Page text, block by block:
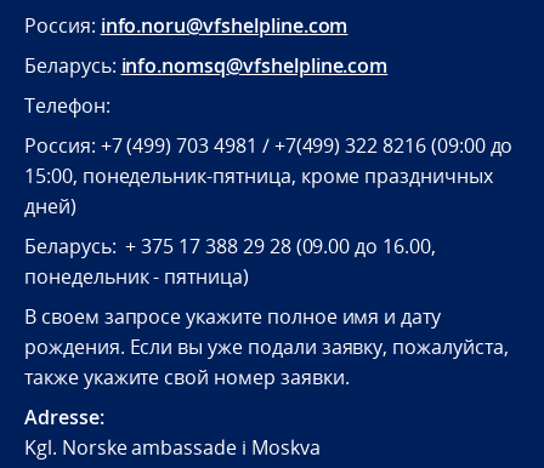
Россия: info.noru@vfshelpline.com
Беларусь: info.nomsq@vfshelpline.com
Телефон:
Россия: +7 (499) 703 4981 / +7(499) 322 8216 (09:00 до
15:00, понедельник-пятница, кроме праздничных
дней)
Беларусь: + 375 17 388 29 28 (09.00 до 16.00,
понедельник - пятница)
В своем запросе укажите полное имя и дату
рождения. Если вы уже подали заявку, пожалуйста,
также укажите свой номер заявки.
Adresse:
Kgl. Norske ambassade i Moskva